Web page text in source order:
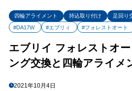
四輪アライメント 持込取り付け
足回り
#DA17W
#エブリィ #フォレストオート
エブリイ フォレストオ
ング交換と四輪アライメ
2021年10月4日